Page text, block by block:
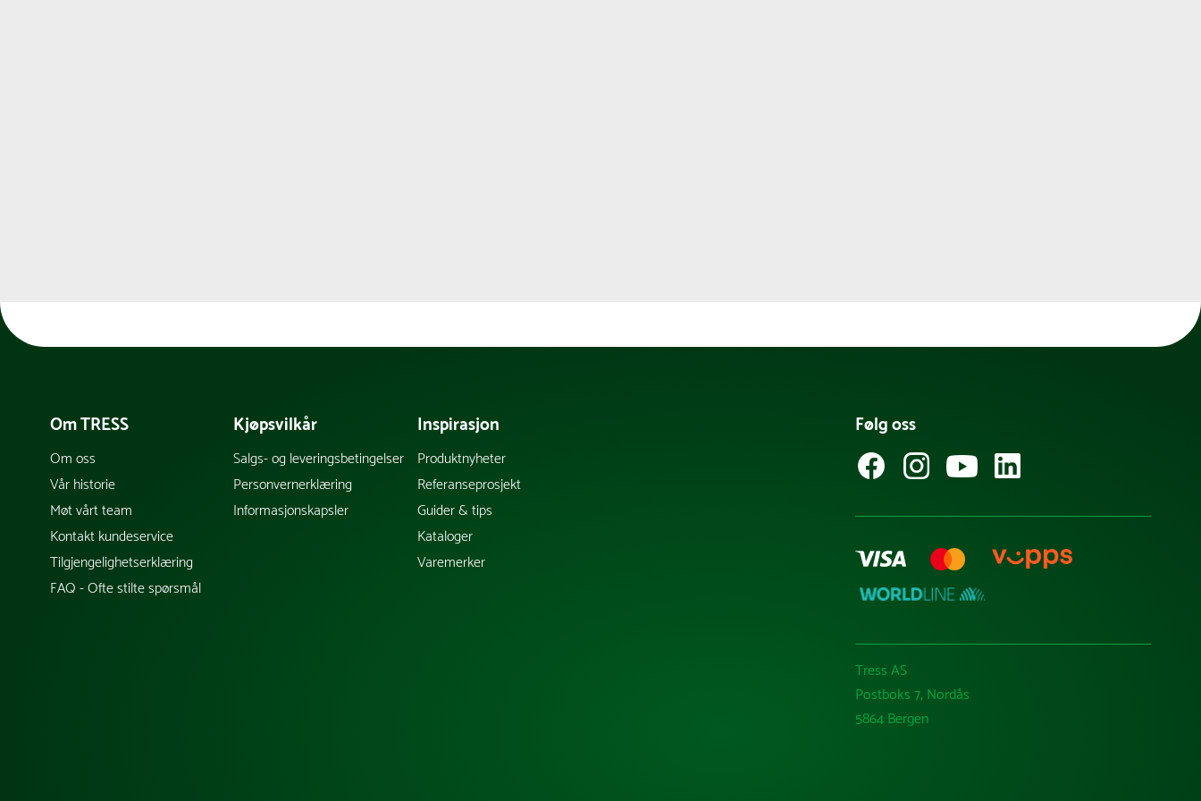
Om TRESS
Om oss
Vår historie
Møt vårt team
Kontakt kundeservice
Tilgjengelighetserklæring
FAQ - Ofte stilte spørsmål
Kjøpsvilkår
Salgs- og leveringsbetingelser
Personvernerklæring
Informasjonskapsler
Inspirasjon
Produktnyheter
Referanseprosjekt
Guider & tips
Kataloger
Varemerker
Følg oss
Tress AS
Postboks 7, Nordås
5864 Bergen